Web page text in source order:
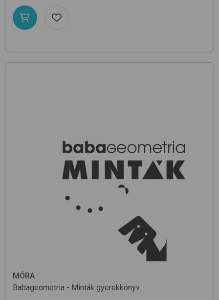
MÓRA
Babageometria - Minták gyerekkönyv